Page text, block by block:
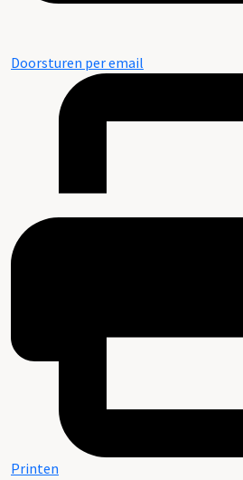
Doorsturen per email
Printen